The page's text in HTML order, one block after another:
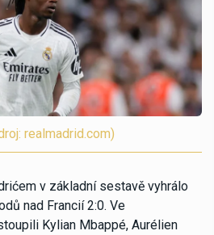
realmadrid.com)
v základní sestavě vyhrálo
nad Francií 2:0. Ve
Kylian Mbappé, Aurélien